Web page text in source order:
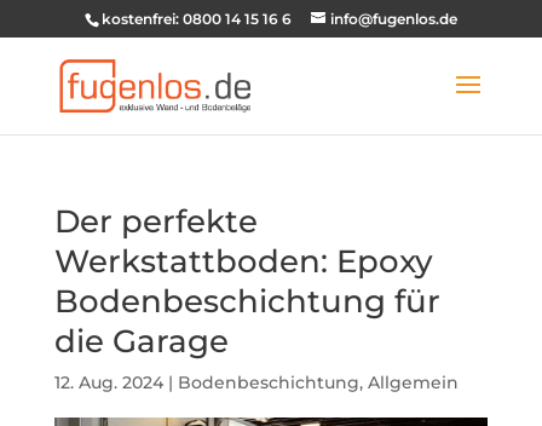
kostenfrei: 0800 14 15 16 6 info@fugenlos.de
Der perfekte
Werkstattboden: Epoxy
Bodenbeschichtung für
die Garage
12. Aug. 2024| Bodenbeschichtung, Allgemein